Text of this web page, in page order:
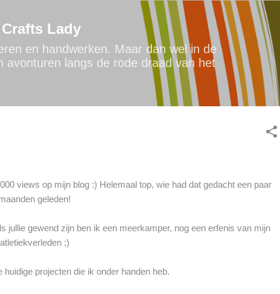
Lady
en handwerken. Maar dan wel in de
avonturen langs de rode draad van het
views op mijn blog :) Helemaal top, wie had dat gedacht een paar
geleden!
jullie gewend zijn ben ik een meerkamper, nog een erfenis van mijn
atletiekverleden ;)
huidige projecten die ik onder handen heb.